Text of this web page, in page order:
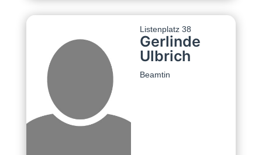
Listenplatz 38
Gerlinde
Ulbrich
Beamtin